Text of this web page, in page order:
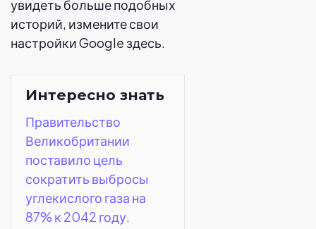
увидеть больше подобных
историй, измените свои
настройки Google здесь.
Интересно знать
Правительство
Великобритании
поставило цель
сократить выбросы
углекислого газа на
87% к 2042 году.